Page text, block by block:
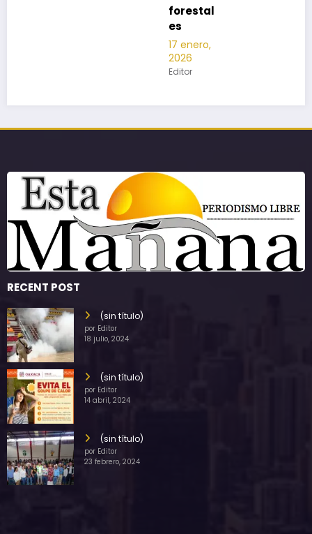
RECENT POST
(sin título)
por Editor
18 julio, 2024
(sin título)
por Editor
14 abril, 2024
(sin título)
por Editor
23 febrero, 2024